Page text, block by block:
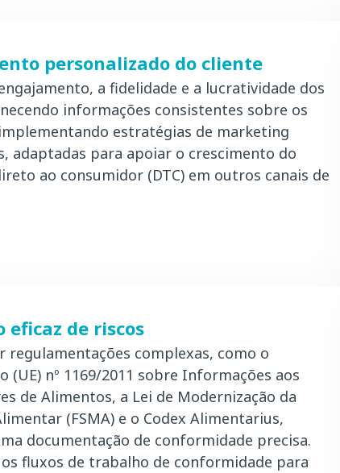
personalizado do cliente
a fidelidade e a lucratividade dos
informações consistentes sobre os
estratégias de marketing
adaptadas para apoiar o crescimento do
ao consumidor (DTC) em outros canais de
eficaz de riscos
regulamentações complexas, como o
(UE) nº 1169/2011 sobre Informações aos
de Alimentos, a Lei de Modernização da
(FSMA) e o Codex Alimentarius,
documentação de conformidade precisa.
fluxos de trabalho de conformidade para